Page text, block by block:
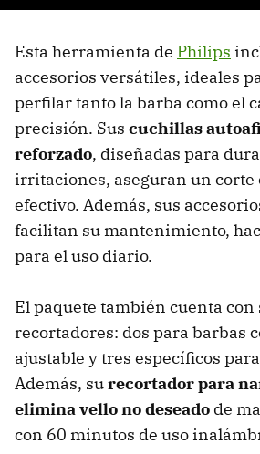
Esta herramienta de Philips
accesorios versátiles, ideales
perfilar tanto la barba como el
precisión. Sus cuchillas
reforzado, diseñadas para
irritaciones, aseguran un corte
efectivo. Además, sus
facilitan su mantenimiento,
para el uso diario.
El paquete también cuenta con
recortadores: dos para barbas
ajustable y tres específicos
Además, surecortador para
elimina vello no deseado de
con 60 minutos de uso